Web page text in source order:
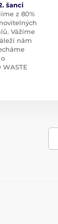
šanci
z 80%
Vážíme
nám
WASTE